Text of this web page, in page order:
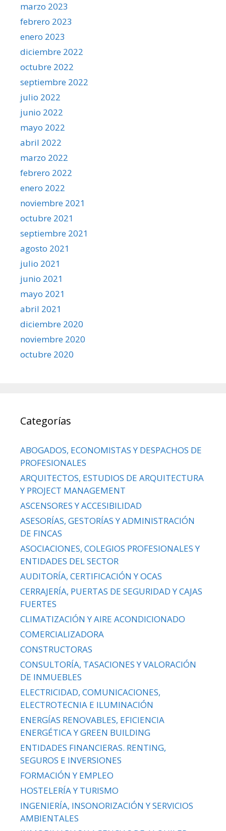
marzo 2023
febrero 2023
enero 2023
diciembre 2022
octubre 2022
septiembre 2022
julio 2022
junio 2022
mayo 2022
abril 2022
marzo 2022
febrero 2022
enero 2022
noviembre 2021
octubre 2021
septiembre 2021
agosto 2021
julio 2021
junio 2021
mayo 2021
abril 2021
diciembre 2020
noviembre 2020
octubre 2020
Categorías
ABOGADOS, ECONOMISTAS Y DESPACHOS DE
PROFESIONALES
ARQUITECTOS, ESTUDIOS DE ARQUITECTURA
Y PROJECT MANAGEMENT
ASCENSORES Y ACCESIBILIDAD
ASESORÍAS, GESTORÍAS Y ADMINISTRACIÓN
DE FINCAS
ASOCIACIONES, COLEGIOS PROFESIONALES Y
ENTIDADES DEL SECTOR
AUDITORÍA, CERTIFICACIÓN Y OCAS
CERRAJERÍA, PUERTAS DE SEGURIDAD Y CAJAS
FUERTES
CLIMATIZACIÓN Y AIRE ACONDICIONADO
COMERCIALIZADORA
CONSTRUCTORAS
CONSULTORÍA, TASACIONES Y VALORACIÓN
DE INMUEBLES
ELECTRICIDAD, COMUNICACIONES,
ELECTROTECNIA E ILUMINACIÓN
ENERGÍAS RENOVABLES, EFICIENCIA
ENERGÉTICA Y GREEN BUILDING
ENTIDADES FINANCIERAS. RENTING,
SEGUROS E INVERSIONES
FORMACIÓN Y EMPLEO
HOSTELERÍA Y TURISMO
INGENIERÍA, INSONORIZACIÓN Y SERVICIOS
AMBIENTALES